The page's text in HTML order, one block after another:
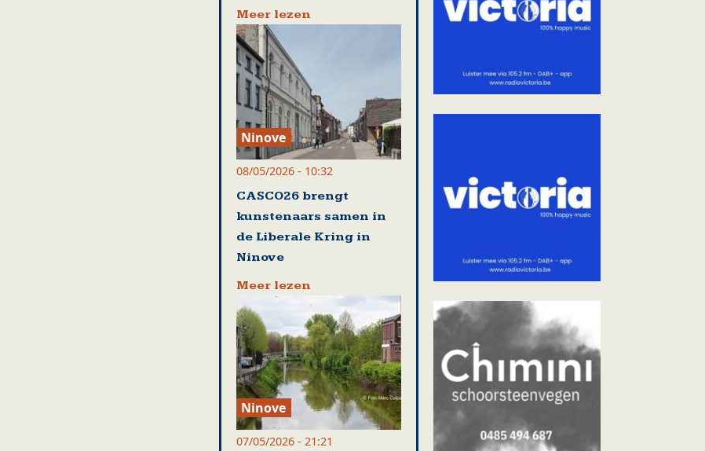
Meer lezen
Ninove
08/05/2026 - 10:32
CASCO26 brengt
kunstenaars samen in
de Liberale Kring in
Ninove
Meer lezen
Ninove
07/05/2026 - 21:21